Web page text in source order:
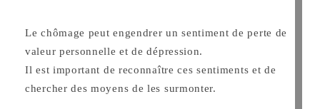
Le chômage peut engendrer un sentiment de perte de
valeur personnelle et de dépression.
Il est important de reconnaître ces sentiments et de
chercher des moyens de les surmonter.